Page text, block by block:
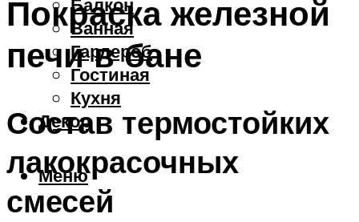
Балкон
Ванная
Гардероб
Гостиная
Кухня
Декор
Меню
Покраска железной
печи в бане
Состав термостойких
лакокрасочных
смесей